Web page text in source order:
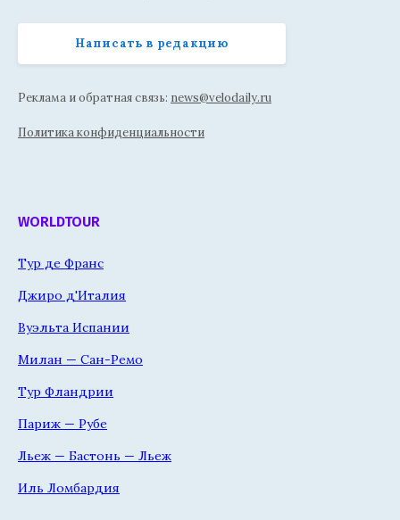
Написать в редакцию
Реклама и обратная связь: news@velodaily.ru
Политика конфиденциальности
WORLDTOUR
Тур де Франс
Джиро д'Италия
Вуэльта Испании
Милан — Сан-Ремо
Тур Фландрии
Париж — Рубе
Льеж — Бастонь — Льеж
Иль Ломбардия